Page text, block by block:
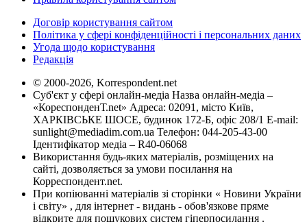
Договір користування сайтом
Політика у сфері конфіденційності і персональних даних
Угода щодо користування
Редакція
© 2000-2026, Korrespondent.net
Суб'єкт у сфері онлайн-медіа Назва онлайн-медіа –
«КореспонденТ.net» Адреса: 02091, місто Київ,
ХАРКІВСЬКЕ ШОСЕ, будинок 172-Б, офіс 208/1 E-mail:
sunlight@mediadim.com.ua Телефон: 044-205-43-00
Ідентифікатор медіа – R40-06068
Використання будь-яких матеріалів, розміщених на
сайті, дозволяється за умови посилання на
Корреспондент.net.
При копіюванні матеріалів зі сторінки « Новини України
і світу» , для інтернет - видань - обов'язкове пряме
відкрите для пошукових систем гіперпосилання .